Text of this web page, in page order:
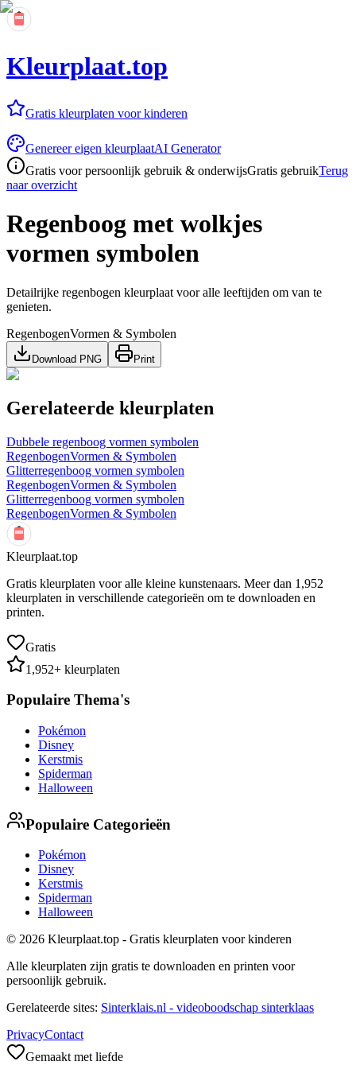
Kleurplaat.top
Gratis kleurplaten voor kinderen
Genereer eigen kleurplaatAI Generator
Gratis voor persoonlijk gebruik & onderwijsGratis gebruikTerug
naar overzicht
Regenboog met wolkjes
vormen symbolen
Detailrijke regenbogen kleurplaat voor alle leeftijden om van te
genieten.
RegenbogenVormen & Symbolen
Download PNG Print
Gerelateerde kleurplaten
Dubbele regenboog vormen symbolen
RegenbogenVormen & Symbolen
Glitterregenboog vormen symbolen
RegenbogenVormen & Symbolen
Glitterregenboog vormen symbolen
RegenbogenVormen & Symbolen
Kleurplaat.top
Gratis kleurplaten voor alle kleine kunstenaars. Meer dan 1,952
kleurplaten in verschillende categorieën om te downloaden en
printen.
Gratis
1,952+ kleurplaten
Populaire Thema's
Pokémon
Disney
Kerstmis
Spiderman
Halloween
Populaire Categorieën
Pokémon
Disney
Kerstmis
Spiderman
Halloween
© 2026 Kleurplaat.top - Gratis kleurplaten voor kinderen
Alle kleurplaten zijn gratis te downloaden en printen voor
persoonlijk gebruik.
Gerelateerde sites: Sinterklais.nl - videoboodschap sinterklaas
PrivacyContact
Gemaakt met liefde